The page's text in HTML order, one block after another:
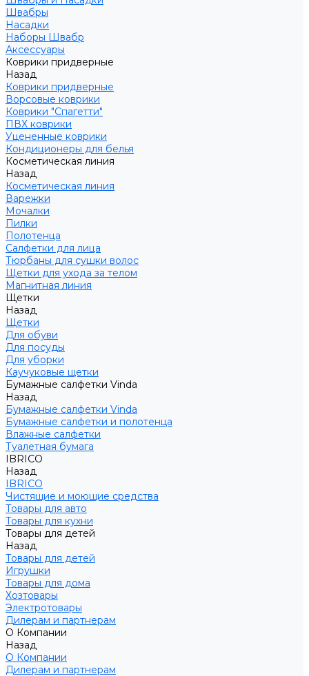
Швабры
Насадки
Наборы Швабр
Аксессуары
Коврики придверные
Назад
Коврики придверные
Ворсовые коврики
Коврики "Спагетти"
ПВХ коврики
Уцененные коврики
Кондиционеры для белья
Косметическая линия
Назад
Косметическая линия
Варежки
Мочалки
Пилки
Полотенца
Салфетки для лица
Тюрбаны для сушки волос
Щетки для ухода за телом
Магнитная линия
Щетки
Назад
Щетки
Для обуви
Для посуды
Для уборки
Каучуковые щетки
Бумажные салфетки Vinda
Назад
Бумажные салфетки Vinda
Бумажные салфетки и полотенца
Влажные салфетки
Туалетная бумага
IBRICO
Назад
IBRICO
Чистящие и моющие средства
Товары для авто
Товары для кухни
Товары для детей
Назад
Товары для детей
Игрушки
Товары для дома
Хозтовары
Электротовары
Дилерам и партнерам
О Компании
Назад
О Компании
Дилерам и партнерам